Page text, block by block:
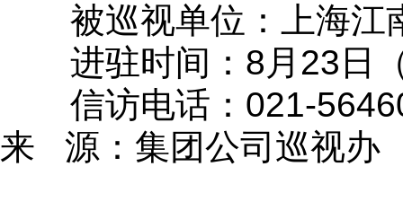
被巡视单位：上海江
进驻时间：8月23日
信访电话：021-
来 源：集团公司巡视办